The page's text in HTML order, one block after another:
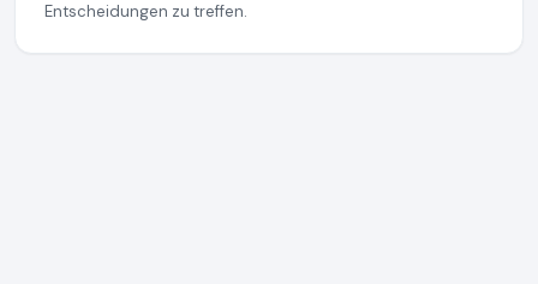
Entscheidungen zu treffen.